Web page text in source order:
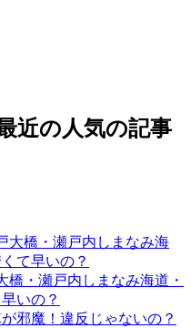
近の人気の記事
橋・瀬戸内しまなみ海道・
いの？